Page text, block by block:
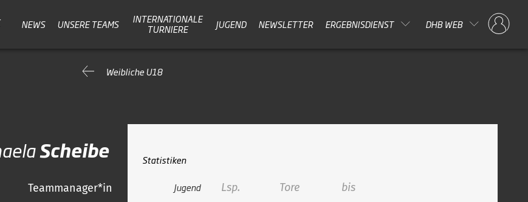
NEWS UNSERE TEAMS
INTERNATIONALE
TURNIERE
JUGEND NEWSLETTER ERGEBNISDIENST DHB WEB
Weibliche U18
Scheibe
Teammanager*in
Statistiken
Jugend Lsp. Tore
bis